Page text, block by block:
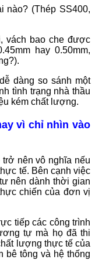
nào? (Thép SS400,
vách bao che được
hay 0.50mm,
dàng so sánh một
tình trạng nhà thầu
kém chất lượng.
vì chỉ nhìn vào
trở nên vô nghĩa nếu
tế. Bên cạnh việc
nên dành thời gian
chiến của đơn vị
tiếp các công trình
tự mà họ đã thi
lượng thực tế của
bê tông và hệ thống